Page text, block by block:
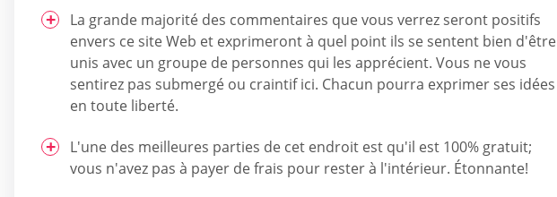
La grande majorité des commentaires que vous verrez seront positifs
envers ce site Web et exprimeront à quel point ils se sentent bien d'être
unis avec un groupe de personnes qui les apprécient. Vous ne vous
sentirez pas submergé ou craintif ici. Chacun pourra exprimer ses idées
en toute liberté.
L'une des meilleures parties de cet endroit est qu'il est 100% gratuit;
vous n'avez pas à payer de frais pour rester à l'intérieur. Étonnante!